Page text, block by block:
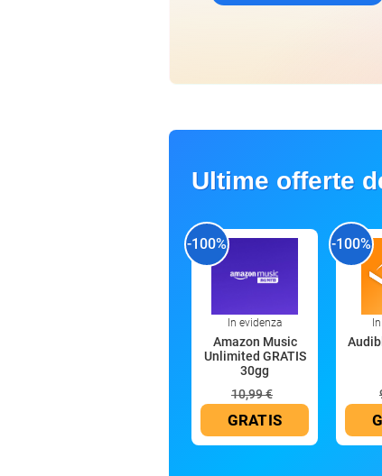
Ultime offerte
-100%
In evidenza
Amazon Music
Unlimited GRATIS
30gg
10,99 €
GRATIS
-100%